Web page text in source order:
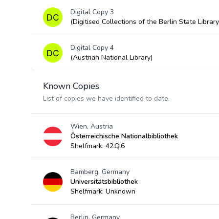
Digital Copy 3
(Digitised Collections of the Berlin State
Digital Copy 4
(Austrian National Library)
Known Copies
List of copies we have identified to date.
Wien, Austria
Österreichische Nationalbibliothek
Shelfmark: 42.Q.6
Bamberg, Germany
Universitätsbibliothek
Shelfmark: Unknown